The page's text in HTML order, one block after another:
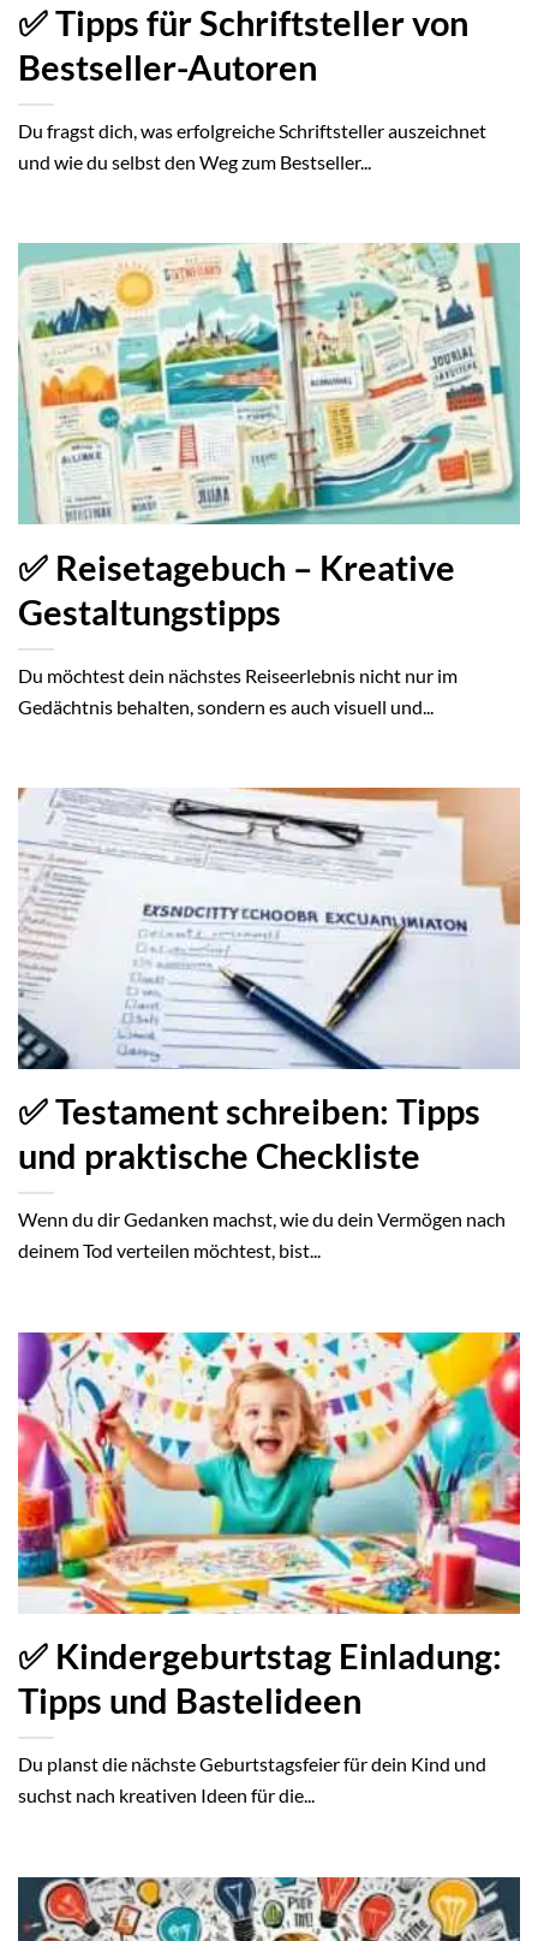
✅ Tipps für Schriftsteller von
Bestseller-Autoren
Du fragst dich, was erfolgreiche Schriftsteller auszeichnet
und wie du selbst den Weg zum Bestseller...
✅ Reisetagebuch – Kreative
Gestaltungstipps
Du möchtest dein nächstes Reiseerlebnis nicht nur im
Gedächtnis behalten, sondern es auch visuell und...
✅ Testament schreiben: Tipps
und praktische Checkliste
Wenn du dir Gedanken machst, wie du dein Vermögen nach
deinem Tod verteilen möchtest, bist...
✅ Kindergeburtstag Einladung:
Tipps und Bastelideen
Du planst die nächste Geburtstagsfeier für dein Kind und
suchst nach kreativen Ideen für die...